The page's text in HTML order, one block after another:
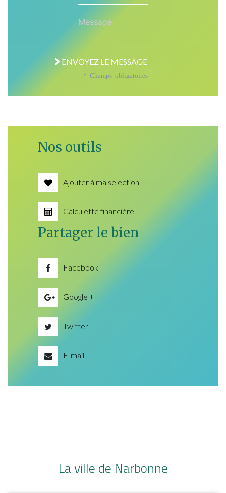
Message
ENVOYEZ LE MESSAGE
* Champs obligatoires
Nos outils
Ajouter à ma selection
Calculette financière
Partager le bien
Facebook
Google +
Twitter
E-mail
La ville de Narbonne